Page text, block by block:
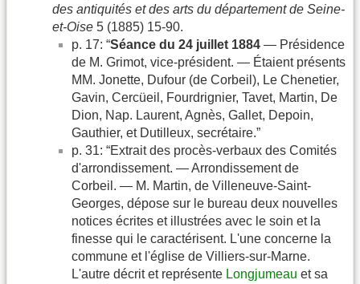
des antiquités et des arts du département de Seine-
et-Oise 5 (1885) 15-90.
p. 17: “Séance du 24 juillet 1884 — Présidence
de M. Grimot, vice-président. — Étaient présents
MM. Jonette, Dufour (de Corbeil), Le Chenetier,
Gavin, Cercüeil, Fourdrignier, Tavet, Martin, De
Dion, Nap. Laurent, Agnès, Gallet, Depoin,
Gauthier, et Dutilleux, secrétaire.”
p. 31: “Extrait des procès-verbaux des Comités
d'arrondissement. — Arrondissement de
Corbeil. — M. Martin, de Villeneuve-Saint-
Georges, dépose sur le bureau deux nouvelles
notices écrites et illustrées avec le soin et la
finesse qui le caractérisent. L'une concerne la
commune et l'église de Villiers-sur-Marne.
L'autre décrit et représente Longjumeau et sa